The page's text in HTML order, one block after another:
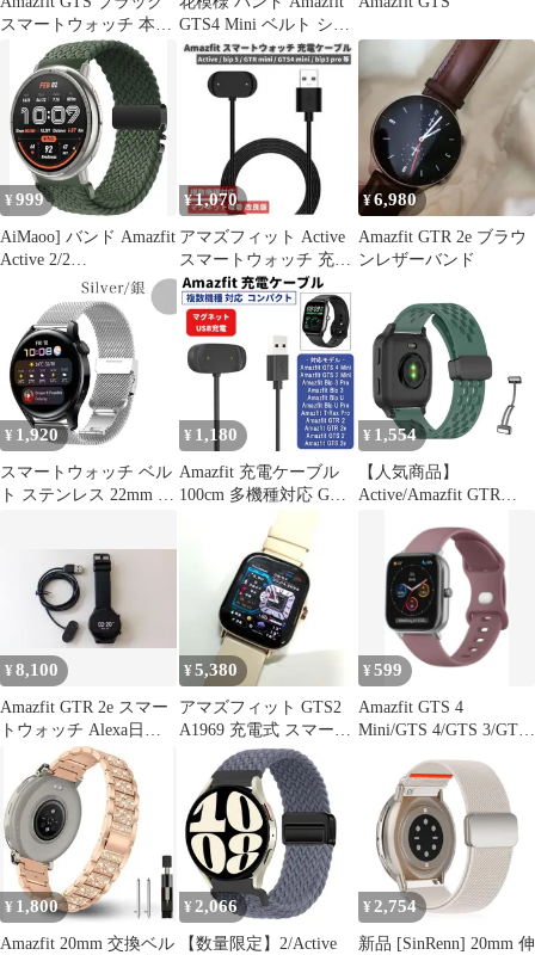
スマートウォッチ 本体
充電器・箱付き
GTS4 Mini ベルト シリ
コン ベージュ
¥ 999
AiMaoo] バンド Amazfit
Active 2/2
Square/Active/GTS 4 3 2
1 Mini/GTR Mini/GTS 4
3 2 1 対応 替えベルト
20mm 伸縮性 ナイロン
パラシュートバックル
編みバンド 男女兼用
¥1,070
アマズフィット Active
スマートウォッチ 充電
ケーブル1本 E514
¥6,980
Amazfit GTR 2e ブラウ
ンレザーバンド
¥ 1,920
スマートウォッチ ベル
ト ステンレス 22mm 22
シンプル 腕時計 シルバ
ー 銀
¥ 1,180
Amazfit 充電ケーブル
100cm 多機種対応 GTS
Pro GTR 2e GTS 2 Bip
U マグネット USB 1m
充電ドック 磁石 スマー
トウォッチ USBケーブ
ル 予備 送料無料
¥ 1,554
【人気商品】
Active/Amazfit GTR
Amazfit Mini/Amazfit
Bip 3/Bip 3 Pro 対応 交
換ベルト 磁気クラス 高
質量 交換用バンド シリ
コン ストラップ 柔らか
い メンズ＆レディース
¥8,100
Amazfit GTR 2e スマー
トウォッチ Alexa日本語
対応 5ATM
¥5,380
アマズフィット GTS2
A1969 充電式 スマート
ウォッチ
¥599
Amazfit GTS 4
Mini/GTS 4/GTS 3/GTS
¥ 1,800
Amazfit 20mm 交換ベル
¥ 2,066
【数量限定】2/Active
¥ 2,754
新品 [SinRenn] 20mm 伸